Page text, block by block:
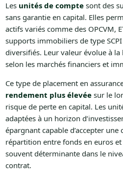
Les unités de comptesont des
sans garantie en capital. Elles
actifs variés comme des OPCVM,
supports immobiliers de type
diversifiés. Leur valeur évolue à la
selon les marchés financiers et
Ce type de placement en
rendement plus élevéesur le
risque de perte en capital. Les
adaptées à un horizon
épargnant capable d’accepter
répartition entre fonds en euros
souvent déterminante dans le
contrat.